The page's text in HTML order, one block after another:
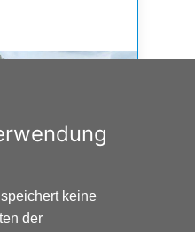
keine
der